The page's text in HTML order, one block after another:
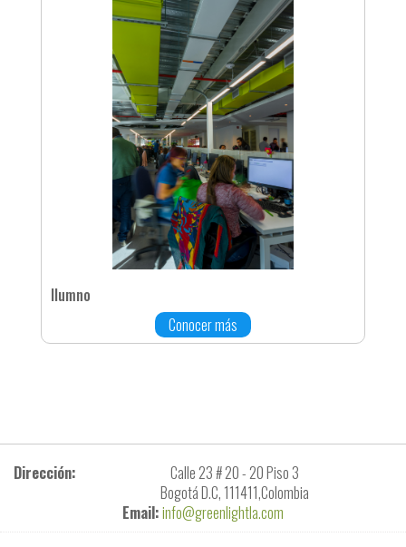
Ilumno
Conocer más
Dirección:
Calle 23 # 20 - 20 Piso 3
Bogotá D.C, 111411,Colombia
Email:info@greenlightla.com